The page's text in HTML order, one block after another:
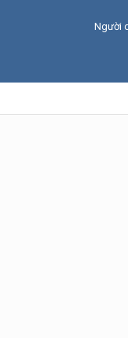
Người